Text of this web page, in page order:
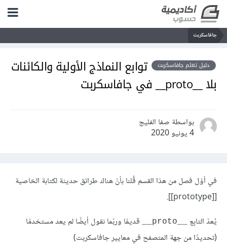
جافاسكربت
دليل تعلم جافاسكربت
توابع النماذج الأولية والكائنات
بلا __proto__ في جافاسكربت
بواسطة صفا الفليج
4 يونيو 2020
في أوّل فصل من هذا القسم قُلنا بأنّ هناك طرائق حديثة لكتابة الخاصية
[[prototype]].
يُعدّ التابِع
قديمًا وربّما نقول أيضًا لم يعد مستخدمًا
(تحديدًا من جهة المتصفح في معايير جافاسكربت)